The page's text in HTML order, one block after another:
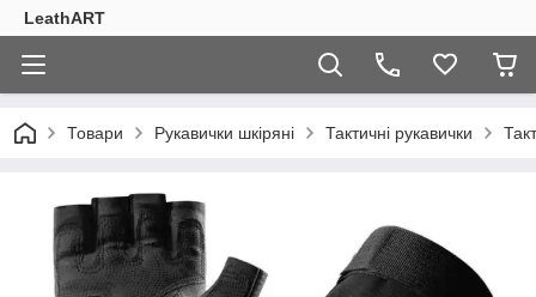
LeathART
Товари Рукавички шкіряні Тактичні рукавички